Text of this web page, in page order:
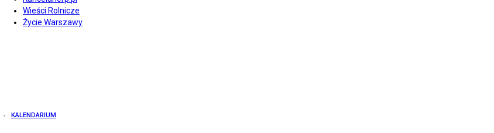
Wieści Rolnicze
Życie Warszawy
KALENDARIUM